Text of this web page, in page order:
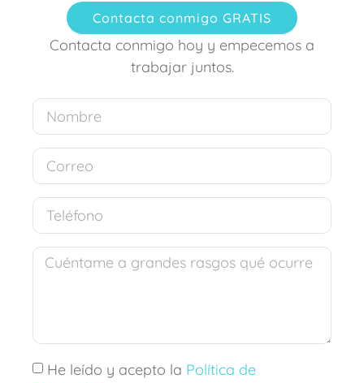
Contacta conmigo GRATIS
Contacta conmigo hoy y empecemos a
trabajar juntos.
He leído y acepto la Política de